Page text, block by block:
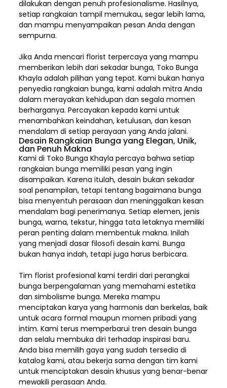
dilakukan dengan penuh profesionalisme. Hasilnya,
setiap rangkaian tampil memukau, segar lebih lama,
dan mampu menyampaikan pesan Anda dengan
sempurna.
Jika Anda mencari florist terpercaya yang mampu
memberikan lebih dari sekadar bunga, Toko Bunga
Khayla adalah pilihan yang tepat. Kami bukan hanya
penyedia rangkaian bunga, kami adalah mitra Anda
dalam merayakan kehidupan dan segala momen
berharganya. Percayakan kepada kami untuk
menambahkan keindahan, ketulusan, dan kesan
mendalam di setiap perayaan yang Anda jalani.
Desain Rangkaian Bunga yang Elegan, Unik,
dan Penuh Makna
Kami di Toko Bunga Khayla percaya bahwa setiap
rangkaian bunga memiliki pesan yang ingin
disampaikan. Karena itulah, desain bukan sekadar
soal penampilan, tetapi tentang bagaimana bunga
bisa menyentuh perasaan dan meninggalkan kesan
mendalam bagi penerimanya. Setiap elemen, jenis
bunga, warna, tekstur, hingga tata letaknya memiliki
peran penting dalam membentuk makna. Inilah
yang menjadi dasar filosofi desain kami. Bunga
bukan hanya indah, tetapi juga harus berbicara.
Tim florist profesional kami terdiri dari perangkai
bunga berpengalaman yang memahami estetika
dan simbolisme bunga. Mereka mampu
menciptakan karya yang harmonis dan berkelas, baik
untuk acara formal maupun momen pribadi yang
intim. Kami terus memperbarui tren desain bunga
dan selalu membuka diri terhadap inspirasi baru.
Anda bisa memilih gaya yang sudah tersedia di
katalog kami, atau bekerja sama dengan tim kami
untuk menciptakan desain khusus yang benar-benar
mewakili perasaan Anda.